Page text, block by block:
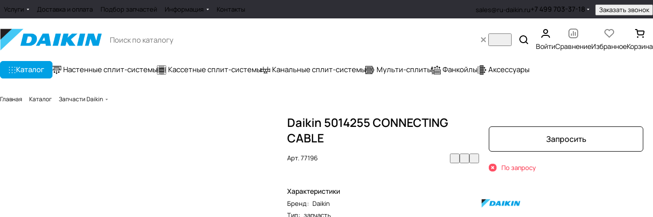
Услуги Доставка и оплата Подбор запчастей Информация Контакты sales@ru-daikin.ru+7 499 703-37-18 Заказать звонок
ВойтиСравнениеИзбранноеКорзина
Каталог Настенные сплит-системы Кассетные сплит-системы Канальные сплит-системы Мульти-сплиты Фанкойлы Аксессуары
Главная Каталог Запчасти Daikin
Daikin 5014255 CONNECTING
CABLE
Арт.77196
Характеристики
Бренд: Daikin
Тип: запчасть
Запросить
По запросу